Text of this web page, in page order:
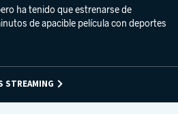
ha tenido que estrenarse de
de apacible película con deportes
STREAMING